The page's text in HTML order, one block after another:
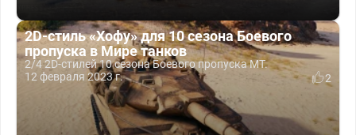
2D-стиль «Хофу» для 10 сезона Боевого
пропуска в Мире танков
2/4 2D-стилей 10 сезона Боевого пропуска МТ.
12 февраля 2023 г.
2